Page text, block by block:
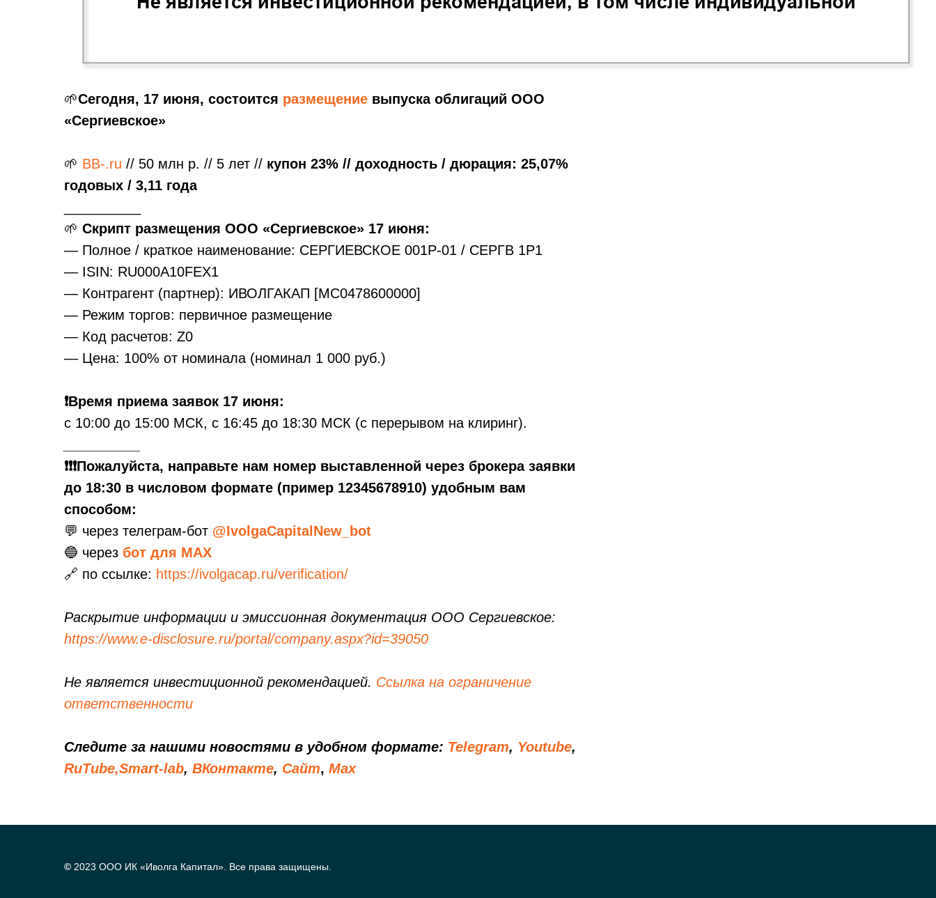
🌱Сегодня, 17 июня, состоится размещение выпуска облигаций ООО
«Сергиевское»
🌱 BB-.ru // 50 млн р. // 5 лет // купон 23% // доходность / дюрация: 25,07%
годовых / 3,11 года
🌱 Скрипт размещения ООО «Сергиевское» 17 июня:
— Полное / краткое наименование: СЕРГИЕВСКОЕ 001Р-01 / СЕРГВ 1Р1
— ISIN: RU000A10FEX1
— Контрагент (партнер): ИВОЛГАКАП [MC0478600000]
— Режим торгов: первичное размещение
— Код расчетов: Z0
— Цена: 100% от номинала (номинал 1 000 руб.)
❗️Время приема заявок 17 июня:
с 10:00 до 15:00 МСК, с 16:45 до 18:30 МСК (с перерывом на клиринг).
❗️❗️❗️Пожалуйста, направьте нам номер выставленной через брокера заявки
до 18:30 в числовом формате (пример 12345678910) удобным вам
способом:
💬 через телеграм-бот @IvolgaCapitalNew_bot
🔵 через бот для MAX
🔗 по ссылке: https://ivolgacap.ru/verification/
Раскрытие информации и эмиссионная документация ООО Сергиевское:
https://www.e-disclosure.ru/portal/company.aspx?id=39050
Не является инвестиционной рекомендацией. Ссылка на ограничение
ответственности
Следите за нашими новостями в удобном формате: Telegram, Youtube,
RuTube,Smart-lab, ВКонтакте, Сайт, Мах
© 2023 ООО ИК «Иволга Капитал». Все права защищены.